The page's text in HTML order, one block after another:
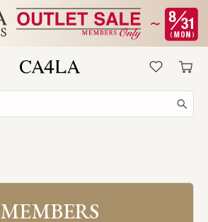
MEMBERS